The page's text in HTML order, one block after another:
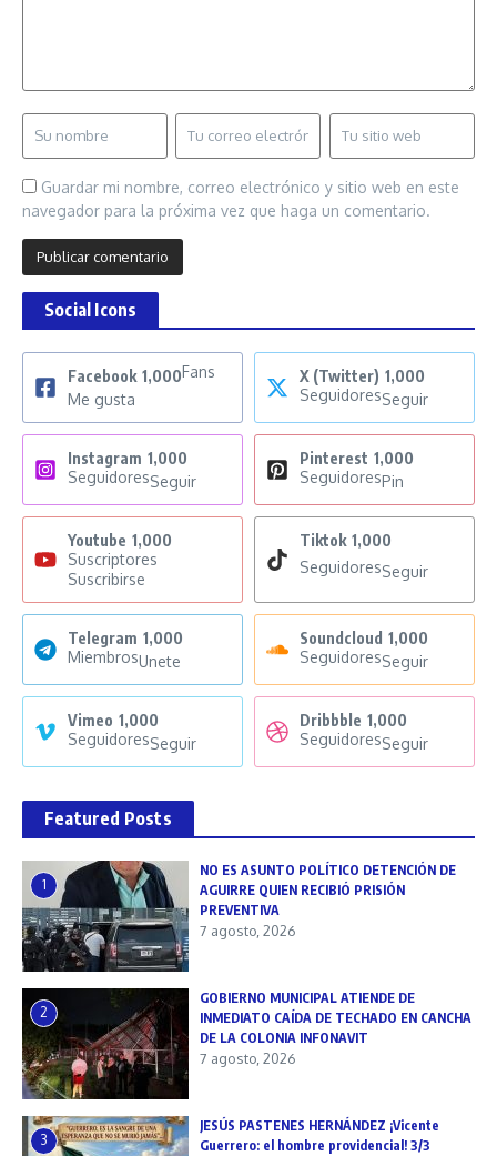
Guardar mi nombre, correo electrónico y sitio web en este
navegador para la próxima vez que haga un comentario.
Social Icons
Facebook 1,000Fans
Me gusta
X (Twitter) 1,000
SeguidoresSeguir
Instagram 1,000
SeguidoresSeguir
Pinterest 1,000
SeguidoresPin
Youtube 1,000
Suscriptores
Suscribirse
Tiktok 1,000
SeguidoresSeguir
Telegram 1,000
MiembrosUnete
Soundcloud 1,000
SeguidoresSeguir
Vimeo 1,000
SeguidoresSeguir
Dribbble 1,000
SeguidoresSeguir
Featured Posts
1
NO ES ASUNTO POLÍTICO DETENCIÓN DE
AGUIRRE QUIEN RECIBIÓ PRISIÓN
PREVENTIVA
7 agosto, 2026
2
GOBIERNO MUNICIPAL ATIENDE DE
INMEDIATO CAÍDA DE TECHADO EN CANCHA
DE LA COLONIA INFONAVIT
7 agosto, 2026
3
JESÚS PASTENES HERNÁNDEZ ¡Vicente
Guerrero: el hombre providencial! 3/3